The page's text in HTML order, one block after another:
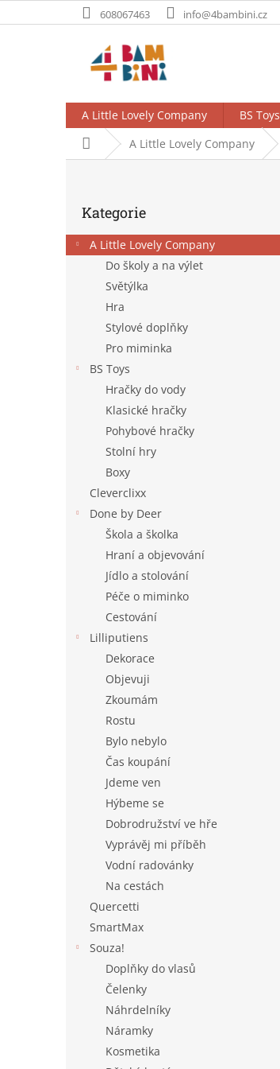
na
608067463 info@4bambini.cz
A Little Lovely Company BS Toys
Domů A Little Lovely Company
r
a
kategorie
Kategorie
A Little Lovely Company
Do školy a na výlet
Světýlka
Hra
Stylové doplňky
Pro miminka
BS Toys
Hračky do vody
Klasické hračky
Pohybové hračky
Stolní hry
Boxy
Cleverclixx
Done by Deer
Škola a školka
Hraní a objevování
Jídlo a stolování
Péče o miminko
Cestování
Lilliputiens
Dekorace
Objevuji
Zkoumám
Rostu
Bylo nebylo
Čas koupání
Jdeme ven
Hýbeme se
Dobrodružství ve hře
Vyprávěj mi příběh
Vodní radovánky
Na cestách
Quercetti
SmartMax
Souza!
Doplňky do vlasů
Čelenky
Náhrdelníky
Náramky
Kosmetika